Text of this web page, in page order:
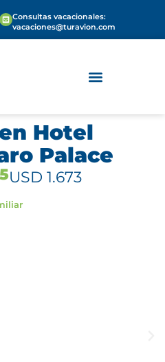
Consultas vacacionales:
vacaciones@turavion.com
Hotel
Palace
USD 1.673